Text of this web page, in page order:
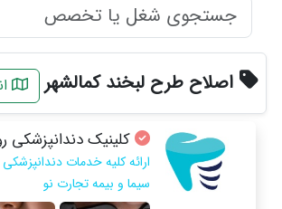
اصلاح طرح لبخند کمالشهر
کلینیک دندانپزشکی
ارائه کلیه خدمات
سیما و بیمه تجارت نو